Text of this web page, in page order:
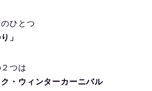
ひとつ
」
つは
・ウィンターカーニバル